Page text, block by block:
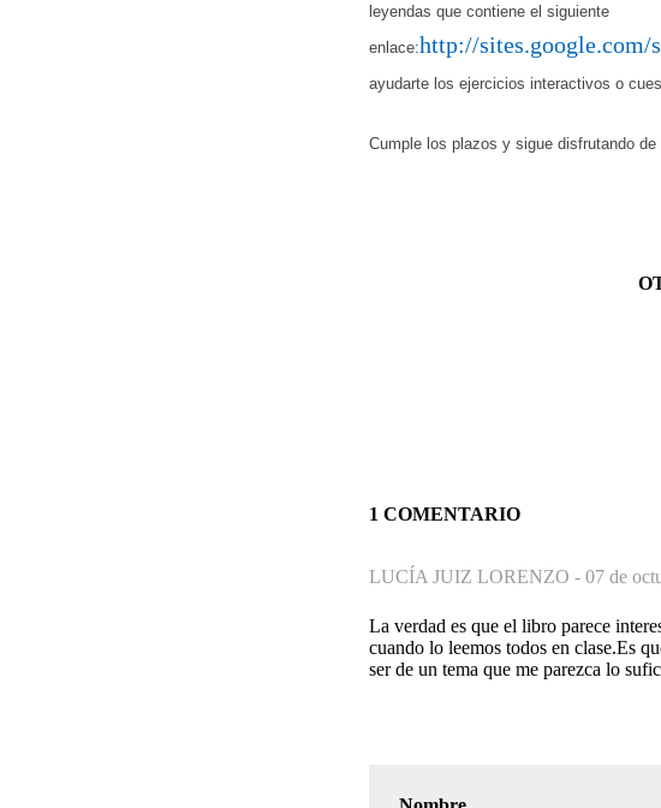
leyendas que contiene el siguiente
enlace:http://sites.google.com/
ayudarte los ejercicios interactivos o
Cumple los plazos y sigue disfrutando de
1 COMENTARIO
LUCÍA JUIZ LORENZO - 07 de
La verdad es que el libro parece
cuando lo leemos todos en clase.Es
ser de un tema que me parezca lo